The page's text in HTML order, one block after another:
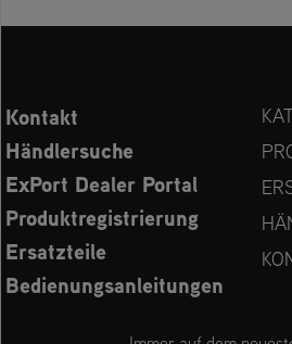
Kontakt
Händlersuche
ExPort Dealer Portal
Produktregistrierung
Ersatzteile
Bedienungsanleitungen